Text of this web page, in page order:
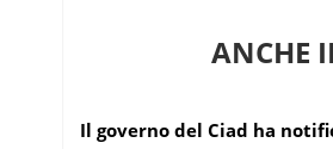
ANCHE
Il governo del Ciad ha